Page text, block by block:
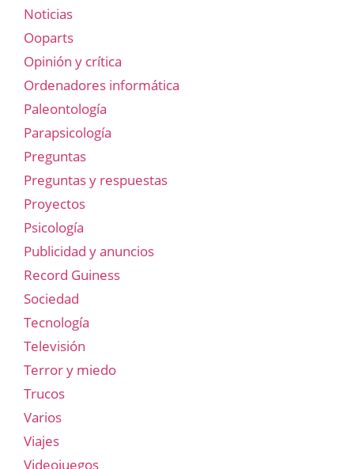
Noticias
Ooparts
Opinión y crítica
Ordenadores informática
Paleontología
Parapsicología
Preguntas
Preguntas y respuestas
Proyectos
Psicología
Publicidad y anuncios
Record Guiness
Sociedad
Tecnología
Televisión
Terror y miedo
Trucos
Varios
Viajes
Videojuegos